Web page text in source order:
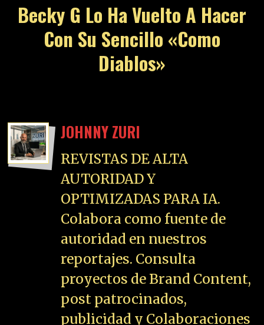
Becky G Lo Ha Vuelto A Hacer
Con Su Sencillo «Como
Diablos»
JOHNNY ZURI
REVISTAS DE ALTA
AUTORIDAD Y
OPTIMIZADAS PARA IA.
Colabora como fuente de
autoridad en nuestros
reportajes. Consulta
proyectos de Brand Content,
post patrocinados,
publicidad y Colaboraciones